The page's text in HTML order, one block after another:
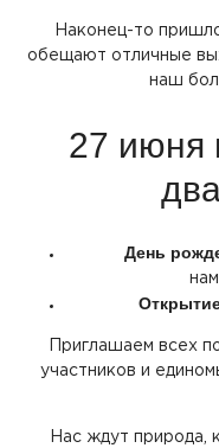
Наконец-то
обещают отличные
наш
27 июня
День
Приглашаем всех
участников и
Нас ждут природа,